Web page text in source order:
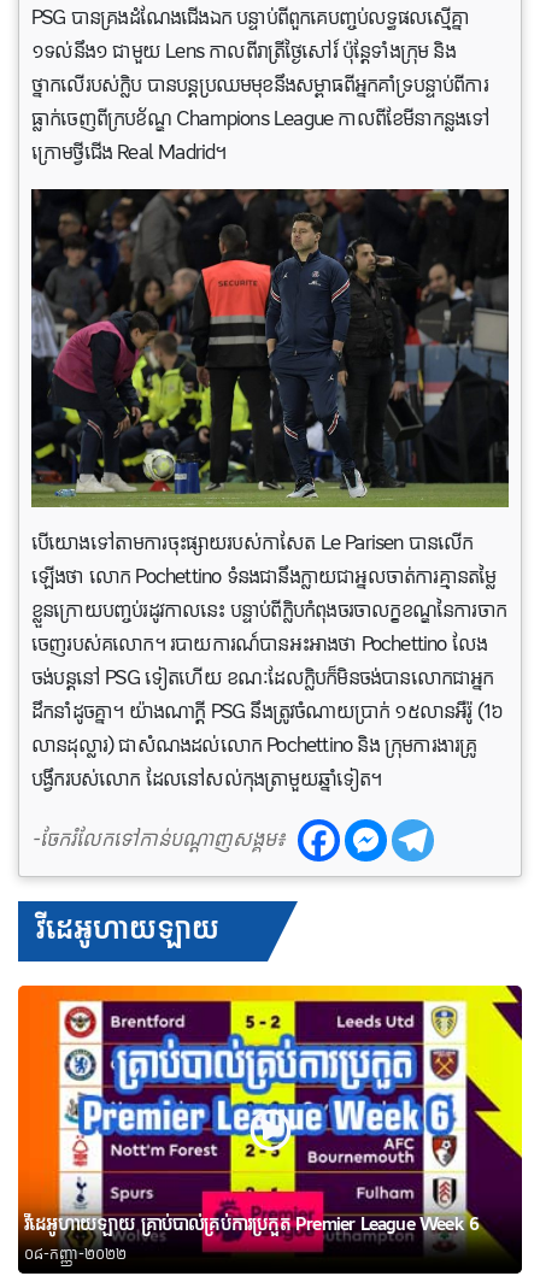
PSG បានគ្រងដំណែងជើងឯក បន្ទាប់ពីពួកគេបញ្ចប់លទ្ធផលស្មើគ្នា
១ទល់នឹង១ ជាមួយ Lens កាលពីរាត្រីថ្ងៃសៅរ៍ ប៉ុន្តែទាំងក្រុម និង
ថ្នាកលើរបស់ក្លិប បានបន្តប្រឈមមុខនឹងសម្ពាធពីអ្នកគាំទ្របន្ទាប់ពីការ
ធ្លាក់ចេញពីក្របខ័ណ្ឌ Champions League កាលពីខែមីនាកន្លងទៅ
ក្រោមថ្វីជើង Real Madrid។
បើយោងទៅតាមការចុះផ្សាយរបស់កាសែត Le Parisen បានលើក
ឡើងថា លោក Pochettino ទំនងជានឹងក្លាយជាអ្នលចាត់ការគ្មានតម្លៃ
ខ្លួនក្រោយបញ្ចប់រដូវកាលនេះ បន្ទាប់ពីក្លិបកំពុងចរចាលក្ខខណ្ឌនៃការចាក
ចេញរបស់គលោក។ របាយការណ៍បានអះអាងថា Pochettino លែង
ចង់បន្តនៅ PSG ទៀតហើយ ខណៈដែលក្លិបក៏មិនចង់បានលោកជាអ្នក
ដឹកនាំដូចគ្នា។ យ៉ាងណាក្តី PSG នឹងត្រូវចំណាយប្រាក់ ១៥លានអឺរ៉ូ (1៦
លានដុល្លារ) ជាសំណងដល់លោក Pochettino និង ក្រុមការងារគ្រូ
បង្វឹករបស់លោក ដែលនៅសល់កុងត្រាមួយឆ្នាំទៀត។
-ចែករំលែកទៅកាន់បណ្តាញសង្គម៖
វីដេអូហាយឡាយ
វីដេអូហាយឡាយ គ្រាប់បាល់គ្រប់ការប្រកួត Premier League Week 6
០៨-កញ្ញា-២០២២